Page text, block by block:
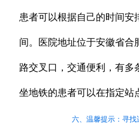
患者可以根据自己的时间安
间。医院地址位于安徽省合
路交叉口，交通便利，有多
坐地铁的患者可以在指定站
六、温馨提示：寻